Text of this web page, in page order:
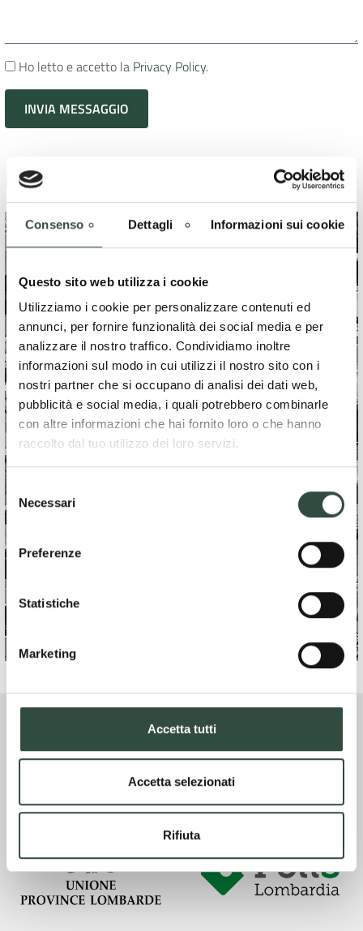
Consenso Dettagli Informazioni sui cookie
Questo sito web utilizza i cookie
Utilizziamo i cookie per personalizzare contenuti ed
annunci, per fornire funzionalità dei social media e per
analizzare il nostro traffico. Condividiamo inoltre
informazioni sul modo in cui utilizzi il nostro sito con i
nostri partner che si occupano di analisi dei dati web,
pubblicità e social media, i quali potrebbero combinarle
con altre informazioni che hai fornito loro o che hanno
raccolto dal tuo utilizzo dei loro servizi.
del
consenso
Necessari
Preferenze
Statistiche
Marketing
Accetta tutti
Accetta selezionati
Rifiuta
Ho letto e accetto la Privacy Policy.
Dove siamo